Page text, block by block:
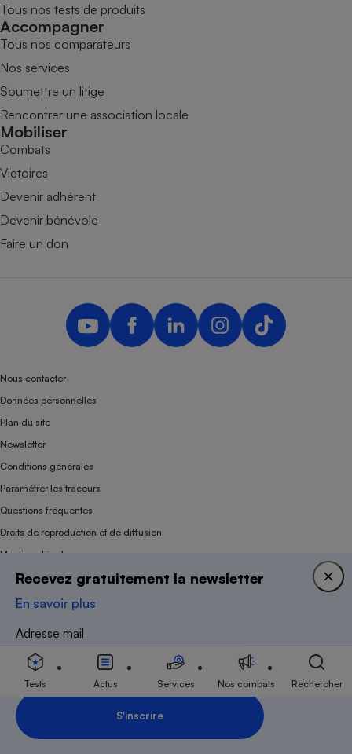
Inscription Newsletter
Recevez gratuitement la newsletter
En savoir plus
Adresse mail
S'inscrire
Tous nos tests de produits
Accompagner
Tous nos comparateurs
Nos services
Soumettre un litige
Rencontrer une association locale
Mobiliser
Combats
Victoires
Devenir adhérent
Devenir bénévole
Faire un don
Nous contacter
Données personnelles
Plan du site
Newsletter
Conditions générales
Paramétrer les traceurs
Questions fréquentes
Droits de reproduction et de diffusion
Mentions légales
Panel
Association indépendante de l’État, des syndicats, des producteurs et des
distributeurs depuis 1951.
Tests Actus Services Nos combats Rechercher